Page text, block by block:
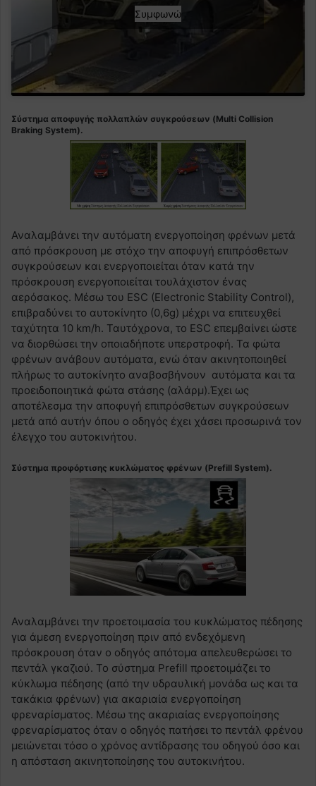
Συμφωνώ
Σύστημα αποφυγής πολλαπλών συγκρούσεων (Multi Collision
Braking System).
Αναλαμβάνει την αυτόματη ενεργοποίηση φρένων μετά
από πρόσκρουση με στόχο την αποφυγή επιπρόσθετων
συγκρούσεων και ενεργοποιείται όταν κατά την
πρόσκρουση ενεργοποιείται τουλάχιστον ένας
αερόσακος. Μέσω του ESC (Electronic Stability Control),
επιβραδύνει το αυτοκίνητο (0,6g) μέχρι να επιτευχθεί
ταχύτητα 10 km/h. Ταυτόχρονα, το ESC επεμβαίνει ώστε
να διορθώσει την οποιαδήποτε υπερστροφή. Τα φώτα
φρένων ανάβουν αυτόματα, ενώ όταν ακινητοποιηθεί
πλήρως το αυτοκίνητο αναβοσβήνουν αυτόματα και τα
προειδοποιητικά φώτα στάσης (αλάρμ).Έχει ως
αποτέλεσμα την αποφυγή επιπρόσθετων συγκρούσεων
μετά από αυτήν όπου ο οδηγός έχει χάσει προσωρινά τον
έλεγχο του αυτοκινήτου.
Σύστημα προφόρτισης κυκλώματος φρένων (Prefill System).
Αναλαμβάνει την προετοιμασία του κυκλώματος πέδησης
για άμεση ενεργοποίηση πριν από ενδεχόμενη
πρόσκρουση όταν ο οδηγός απότομα απελευθερώσει το
πεντάλ γκαζιού. Το σύστημα Prefill προετοιμάζει το
κύκλωμα πέδησης (από την υδραυλική μονάδα ως και τα
τακάκια φρένων) για ακαριαία ενεργοποίηση
φρεναρίσματος. Μέσω της ακαριαίας ενεργοποίησης
φρεναρίσματος όταν ο οδηγός πατήσει το πεντάλ φρένου
μειώνεται τόσο ο χρόνος αντίδρασης του οδηγού όσο και
η απόσταση ακινητοποίησης του αυτοκινήτου.